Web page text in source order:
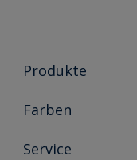
Produkte
Holzschutz
Metallschutz
Farben
Farbkollektionen
Service